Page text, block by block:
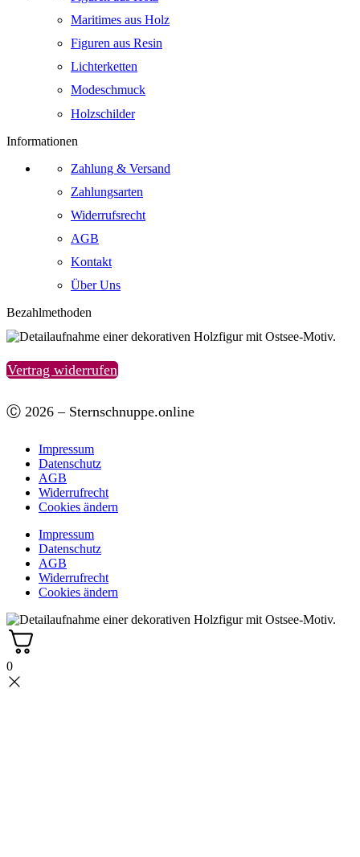
Maritimes aus Holz
Figuren aus Resin
Lichterketten
Modeschmuck
Holzschilder
Informationen
Zahlung & Versand
Zahlungsarten
Widerrufsrecht
AGB
Kontakt
Über Uns
Bezahlmethoden
Vertrag widerrufen
Ⓒ 2026 – Sternschnuppe.online
Impressum
Datenschutz
AGB
Widerrufrecht
Cookies ändern
Impressum
Datenschutz
AGB
Widerrufrecht
Cookies ändern
0